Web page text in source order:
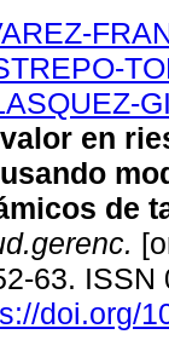
en
de
63. ISSN
doi.org/